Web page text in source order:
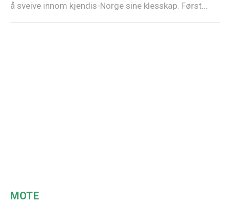
å sveive innom kjendis-Norge sine klesskap. Først...
MOTE